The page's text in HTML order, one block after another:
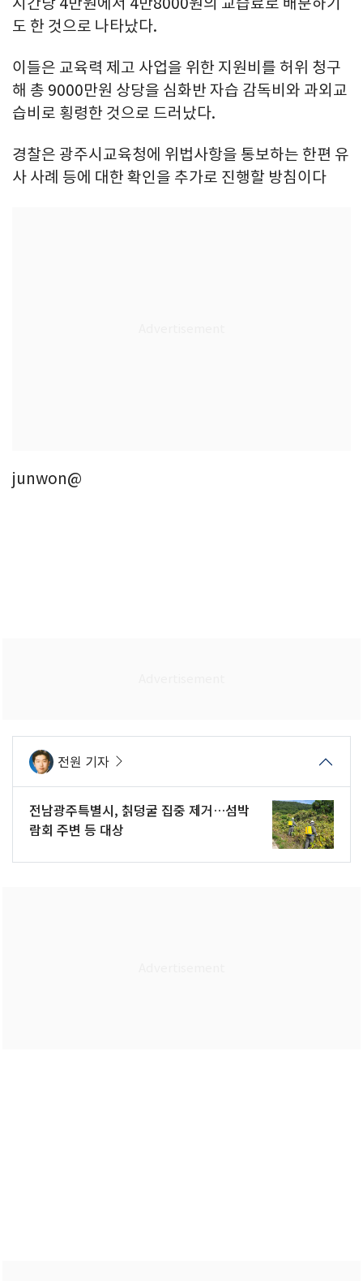
도 한 것으로 나타났다.
이들은 교육력 제고 사업을 위한 지원비를 허위 청구
해 총 9000만원 상당을 심화반 자습 감독비와 과외교
습비로 횡령한 것으로 드러났다.
경찰은 광주시교육청에 위법사항을 통보하는 한편 유
사 사례 등에 대한 확인을 추가로 진행할 방침이다
junwon@
전원 기자
전남광주특별시, 칡덩굴 집중 제거…섬박
람회 주변 등 대상